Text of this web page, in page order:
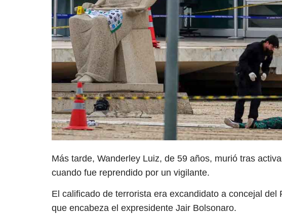
Más tarde, Wanderley Luiz, de 59 años, murió tras
cuando fue reprendido por un vigilante.
El calificado de terrorista era excandidato a concejal
que encabeza el expresidente Jair Bolsonaro.